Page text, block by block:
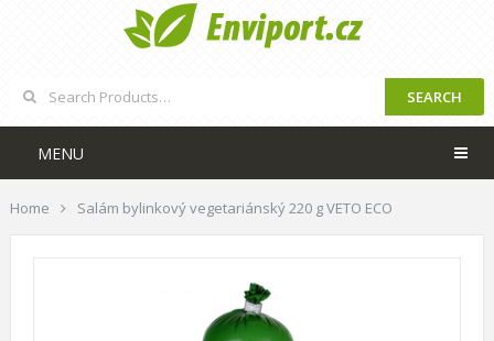
SEARCH
MENU
Home Salám bylinkový vegetariánský 220 g VETO ECO